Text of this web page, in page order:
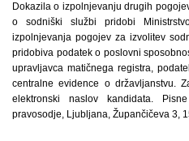
Dokazila o izpolnjevanju drugih
o sodniški službi pridobi
izpolnjevanja pogojev za izvolitev
pridobiva podatek o poslovni
upravljavca matičnega registra,
centralne evidence o državljanstvu.
elektronski naslov kandidata.
pravosodje, Ljubljana, Župančičeva 3,